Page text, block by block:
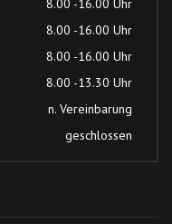
8.00 -16.00 Uhr
8.00 -16.00 Uhr
8.00 -16.00 Uhr
8.00 -13.30 Uhr
n. Vereinbarung
geschlossen